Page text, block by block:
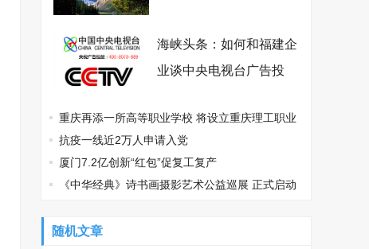
海峡头条：如何和福建企
业谈中央电视台广告投
重庆再添一所高等职业学校 将设立重庆理工职业
学院抗疫一线近2万人申请入党
厦门7.2亿创新“红包”促复工复产
《中华经典》诗书画摄影艺术公益巡展 正式启动
随机文章